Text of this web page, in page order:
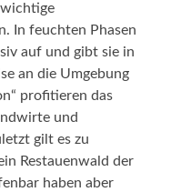
In feuchten Phasen
auf und gibt sie in
an die Umgebung
profitieren das
und
gilt es zu
Restauenwald der
haben aber